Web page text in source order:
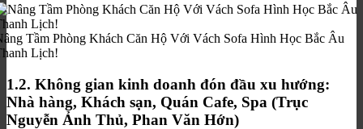
Tầm Phòng Khách Căn Hộ Với Vách Sofa Hình Học Bắc Âu
Lịch!
1.2. Không gian kinh doanh đón đầu xu hướng:
Nhà hàng, Khách sạn, Quán Cafe, Spa (Trục
Nguyễn Ảnh Thủ, Phan Văn Hớn)